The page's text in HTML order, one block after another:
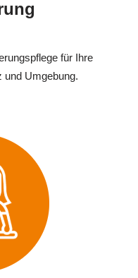
für Ihre
und Umgebung.